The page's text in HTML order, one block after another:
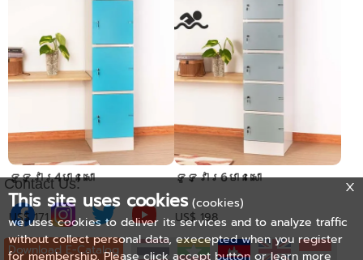
ទូទ្វារ4មានសោ
US$ 171
ទូទ្វារ6មានសោ
US$ 198
Contact Us:
Download E-Catalog
This site uses cookies (cookies)
we uses cookies to deliver its services and to analyze traffic
without collect personal data, execepted when you register
for membership. Please click accept button or learn more